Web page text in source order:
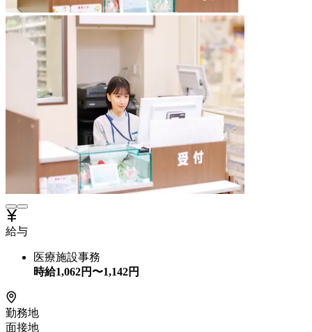
給与
医療施設事務
時給1,062円〜1,142円
勤務地
面接地